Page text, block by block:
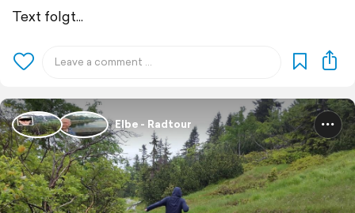
Text folgt...
Elbe - Radtour